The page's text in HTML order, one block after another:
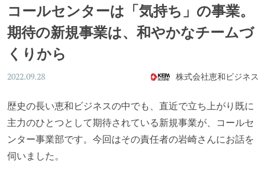
コールセンターは「気持ち」の事業。
期待の新規事業は、和やかなチームづ
くりから
2022.09.28 株式会社恵和ビジネス
歴史の長い恵和ビジネスの中でも、直近で立ち上がり既に
主力のひとつとして期待されている新規事業が、コールセ
ンター事業部です。今回はその責任者の岩崎さんにお話を
伺いました。